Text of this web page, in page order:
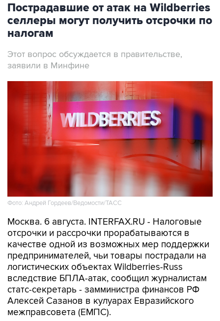
Пострадавшие от атак на Wildberries
селлеры могут получить отсрочки по
налогам
Этот вопрос обсуждается в правительстве,
заявили в Минфине
Фото: Андрей Гордеев/Ведомости/ТАСС
Москва. 6 августа. INTERFAX.RU - Налоговые
отсрочки и рассрочки прорабатываются в
качестве одной из возможных мер поддержки
предпринимателей, чьи товары пострадали на
логистических объектах Wildberries-Russ
вследствие БПЛА-атак, сообщил журналистам
статс-секретарь - замминистра финансов РФ
Алексей Сазанов в кулуарах Евразийского
межправсовета (ЕМПС).